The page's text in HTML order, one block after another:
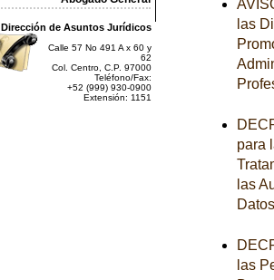
Dirección de Asuntos Jurídicos
Calle 57 No 491 A x 60 y
62
Col. Centro, C.P. 97000
Teléfono/Fax:
+52 (999) 930-0900
Extensión: 1151
las
para
las
las